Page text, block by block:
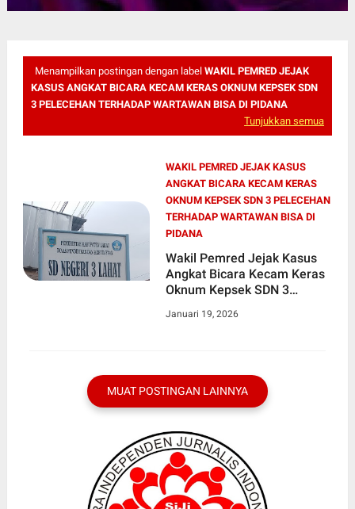
Menampilkan postingan dengan label WAKIL PEMRED JEJAK
KASUS ANGKAT BICARA KECAM KERAS OKNUM KEPSEK SDN
3 PELECEHAN TERHADAP WARTAWAN BISA DI PIDANA
Tunjukkan semua
WAKIL PEMRED JEJAK KASUS
ANGKAT BICARA KECAM KERAS
OKNUM KEPSEK SDN 3 PELECEHAN
TERHADAP WARTAWAN BISA DI
PIDANA
Wakil Pemred Jejak Kasus
Angkat Bicara Kecam Keras
Oknum Kepsek SDN 3
Wartawan Bisa di Pidana
Januari 19, 2026
MUAT POSTINGAN LAINNYA